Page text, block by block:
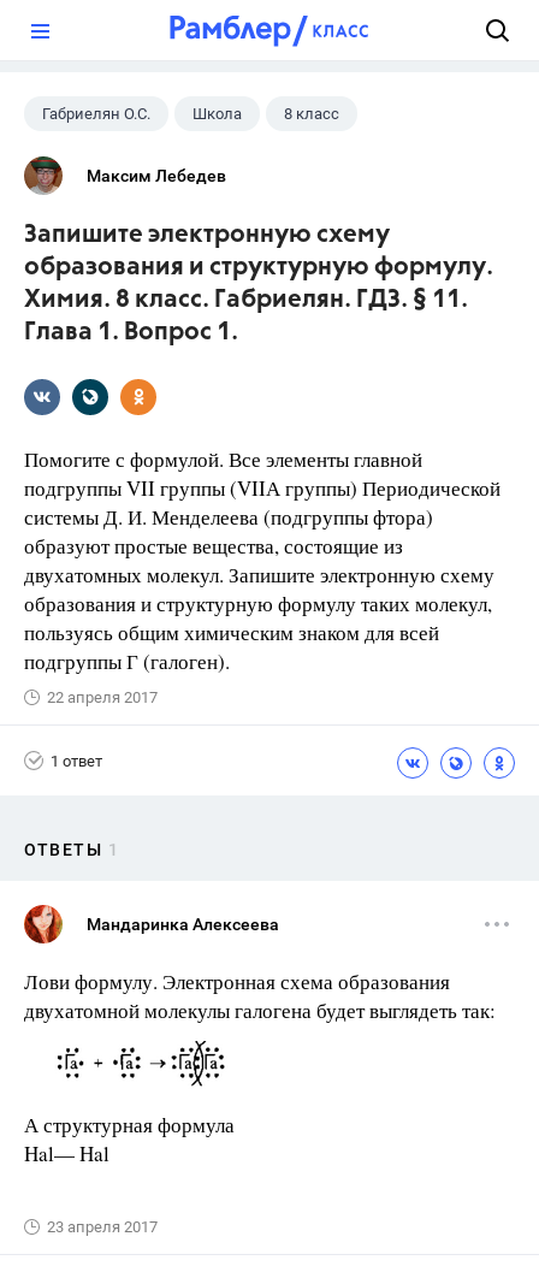
Габриелян О.С. Школа 8 класс
ГДЗ
Максим Лебедев
Запишите электронную схему
образования и структурную формулу.
Химия. 8 класс. Габриелян. ГДЗ. § 11.
Глава 1. Вопрос 1.
Помогите с формулой. Все элементы главной
подгруппы VII группы (VIIА группы) Периодической
системы Д. И. Менделеева (подгруппы фтора)
образуют простые вещества, состоящие из
двухатомных молекул. Запишите электронную схему
образования и структурную формулу таких молекул,
пользуясь общим химическим знаком для всей
подгруппы Г (галоген).
22 апреля 2017
1 ответ
ОТВЕТЫ 1
Мандаринка Алексеева
Лови формулу. Электронная схема образования
двухатомной молекулы галогена будет выглядеть так:
А структурная формула
Hal— Hal
23 апреля 2017